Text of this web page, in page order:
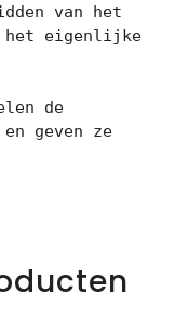
van het
het eigenlijke
de
geven ze